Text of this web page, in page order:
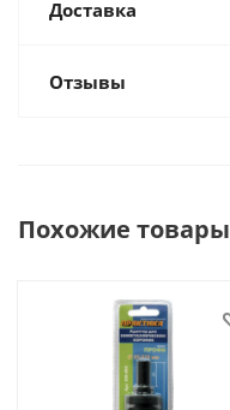
Доставка
Отзывы
Похожие товары